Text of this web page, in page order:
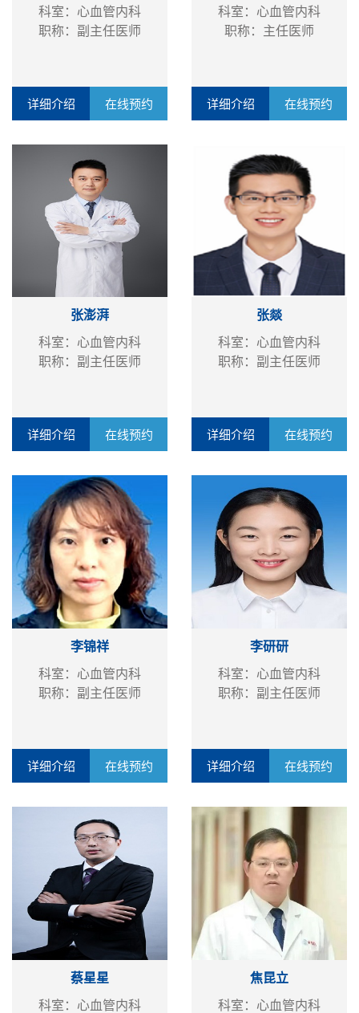
科室：心血管内科
职称：副主任医师
详细介绍 在线预约
科室：心血管内科
职称：主任医师
详细介绍 在线预约
张澎湃
科室：心血管内科
职称：副主任医师
详细介绍 在线预约
张燚
科室：心血管内科
职称：副主任医师
详细介绍 在线预约
李锦祥
科室：心血管内科
职称：副主任医师
详细介绍 在线预约
李研研
科室：心血管内科
职称：副主任医师
详细介绍 在线预约
蔡星星
科室：心血管内科
焦昆立
科室：心血管内科